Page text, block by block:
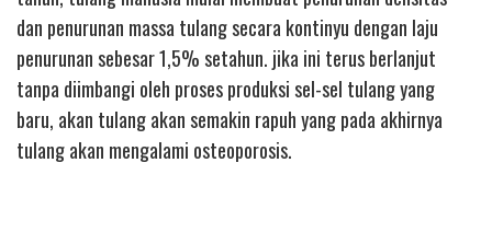
dan penurunan massa tulang secara kontinyu dengan laju
penurunan sebesar 1,5% setahun. jika ini terus berlanjut
tanpa diimbangi oleh proses produksi sel-sel tulang yang
baru, akan tulang akan semakin rapuh yang pada akhirnya
tulang akan mengalami osteoporosis.